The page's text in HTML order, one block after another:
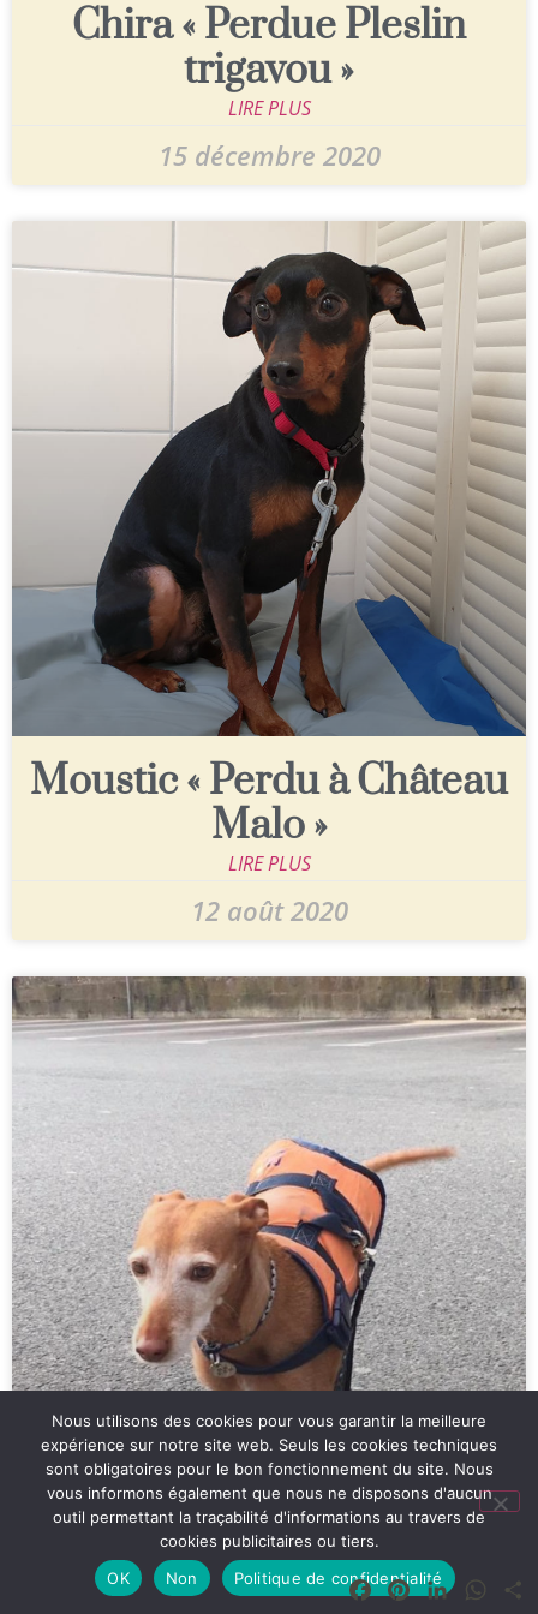
Chira « Perdue Pleslin
trigavou »
LIRE PLUS
15 décembre 2020
Moustic « Perdu à Château
Malo »
LIRE PLUS
12 août 2020
Facebook
PinterestLinkedIn
Nous utilisons des cookies pour vous garantir la meilleure
expérience sur notre site web. Seuls les cookies techniques
sont obligatoires pour le bon fonctionnement du site. Nous
vous informons également que nous ne disposons d'aucun
outil permettant la traçabilité d'informations au travers de
cookies publicitaires ou tiers.
OK
Non Politique de confidentialité